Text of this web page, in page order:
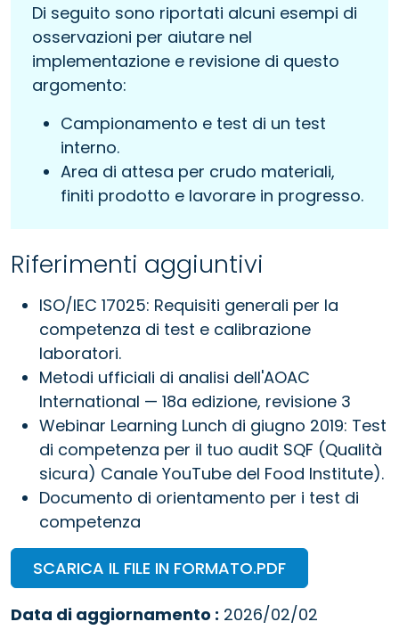
Di seguito sono riportati alcuni esempi di
osservazioni per aiutare nel
implementazione e revisione di questo
argomento:
Campionamento e test di un test
interno.
Area di attesa per crudo materiali,
finiti prodotto e lavorare in progresso.
Riferimenti aggiuntivi
ISO/IEC 17025: Requisiti generali per la
competenza di test e calibrazione
laboratori.
Metodi ufficiali di analisi dell'AOAC
International — 18a edizione, revisione 3
Webinar Learning Lunch di giugno 2019: Test
di competenza per il tuo audit SQF (Qualità
sicura) Canale YouTube del Food Institute).
Documento di orientamento per i test di
competenza
SCARICA IL FILE IN FORMATO.PDF
Data di aggiornamento : 2026/02/02